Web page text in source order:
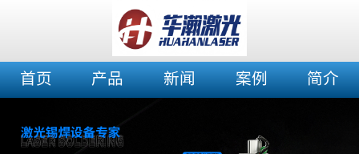
首页 产品 新闻 案例 简介